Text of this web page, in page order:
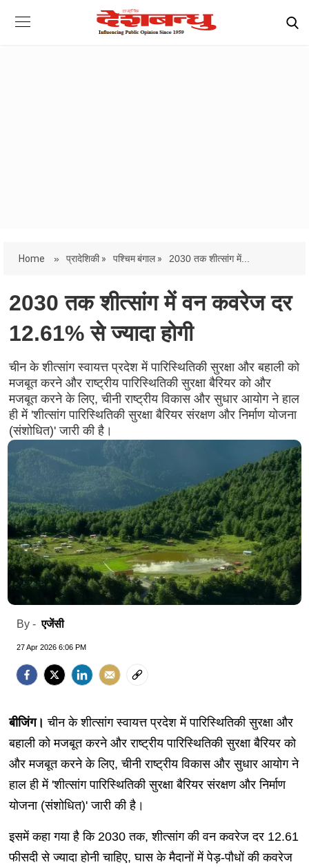
Home » प्रादेशिकी » पश्चिम बंगाल » 2030 तक शीत्सांग में...
2030 तक शीत्सांग में वन कवरेज दर
12.61% से ज्यादा होगी
चीन के शीत्सांग स्वायत्त प्रदेश में पारिस्थितिकी सुरक्षा और बहाली को
मजबूत करने और राष्ट्रीय पारिस्थितिकी सुरक्षा बैरियर को और
मजबूत करने के लिए, चीनी राष्ट्रीय विकास और सुधार आयोग ने हाल
ही में 'शीत्सांग पारिस्थितिकी सुरक्षा बैरियर संरक्षण और निर्माण योजना
(संशोधित)' जारी की है।
By -एजेंसी
27 Apr 2026 6:06 PM
बीजिंग।चीन के शीत्सांग स्वायत्त प्रदेश में पारिस्थितिकी सुरक्षा और
बहाली को मजबूत करने और राष्ट्रीय पारिस्थितिकी सुरक्षा बैरियर को
और मजबूत करने के लिए, चीनी राष्ट्रीय विकास और सुधार आयोग ने
हाल ही में 'शीत्सांग पारिस्थितिकी सुरक्षा बैरियर संरक्षण और निर्माण
योजना (संशोधित)' जारी की है।
इसमें कहा गया है कि 2030 तक, शीत्सांग की वन कवरेज दर 12.61
फीसदी से ज्यादा होनी चाहिए, घास के मैदानों में पेड़-पौधों की कवरेज